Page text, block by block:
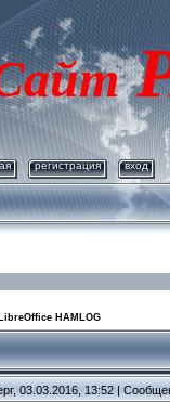
регистрация вход
LibreOffice HAMLOG
03.03.2016, 13:52 |